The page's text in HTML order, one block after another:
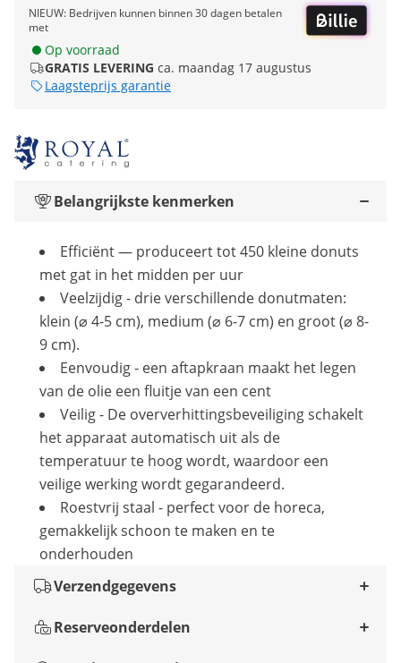
NIEUW: Bedrijven kunnen binnen 30 dagen betalen
met
Op voorraad
GRATIS LEVERING ca. maandag 17 augustus
Laagsteprijs garantie
Belangrijkste kenmerken
Efficiënt — produceert tot 450 kleine donuts
met gat in het midden per uur
Veelzijdig - drie verschillende donutmaten:
klein (⌀ 4-5 cm), medium (⌀ 6-7 cm) en groot (⌀ 8-
9 cm).
Eenvoudig - een aftapkraan maakt het legen
van de olie een fluitje van een cent
Veilig - De oververhittingsbeveiliging schakelt
het apparaat automatisch uit als de
temperatuur te hoog wordt, waardoor een
veilige werking wordt gegarandeerd.
Roestvrij staal - perfect voor de horeca,
gemakkelijk schoon te maken en te
onderhouden
Verzendgegevens
Reserveonderdelen